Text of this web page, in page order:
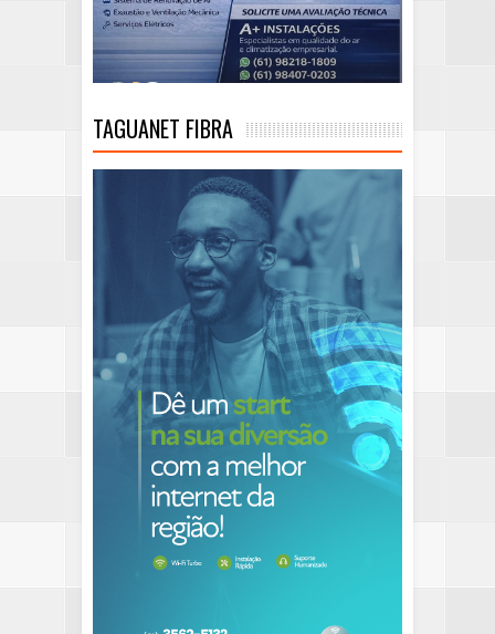
TAGUANET FIBRA